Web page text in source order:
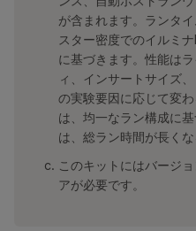
が含まれます。ランタ
スター密度でのイルミ
に基づきます。性能は
ィ、インサートサイズ
の実験要因に応じて変
は、均一なラン構成に
は、総ラン時間が長くな
このキットにはバージ
アが必要です。